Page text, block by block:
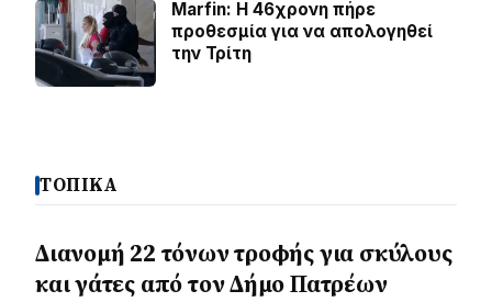
Marfin: Η 46χρονη πήρε
προθεσμία για να απολογηθεί
την Τρίτη
ΤΟΠΙΚΑ
Διανομή 22 τόνων τροφής για σκύλους
και γάτες από τον Δήμο Πατρέων